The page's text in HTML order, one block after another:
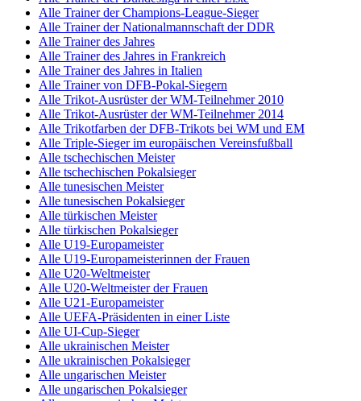
Alle Trainer der Champions-League-Sieger
Alle Trainer der Nationalmannschaft der DDR
Alle Trainer des Jahres
Alle Trainer des Jahres in Frankreich
Alle Trainer des Jahres in Italien
Alle Trainer von DFB-Pokal-Siegern
Alle Trikot-Ausrüster der WM-Teilnehmer 2010
Alle Trikot-Ausrüster der WM-Teilnehmer 2014
Alle Trikotfarben der DFB-Trikots bei WM und EM
Alle Triple-Sieger im europäischen Vereinsfußball
Alle tschechischen Meister
Alle tschechischen Pokalsieger
Alle tunesischen Meister
Alle tunesischen Pokalsieger
Alle türkischen Meister
Alle türkischen Pokalsieger
Alle U19-Europameister
Alle U19-Europameisterinnen der Frauen
Alle U20-Weltmeister
Alle U20-Weltmeister der Frauen
Alle U21-Europameister
Alle UEFA-Präsidenten in einer Liste
Alle UI-Cup-Sieger
Alle ukrainischen Meister
Alle ukrainischen Pokalsieger
Alle ungarischen Meister
Alle ungarischen Pokalsieger